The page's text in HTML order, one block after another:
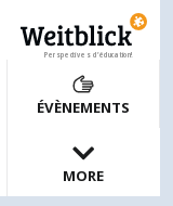
Perspectives d’éducation!
ÉVÈNEMENTS
MORE